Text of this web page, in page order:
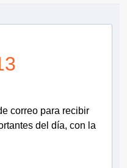
correo para recibir
del día, con la